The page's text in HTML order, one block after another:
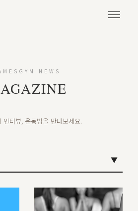
NEWS
인터뷰, 운동법을 만나보세요.
▼